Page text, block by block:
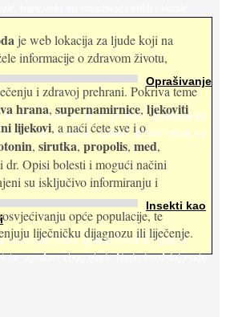
Oprašivanje
kruške zanemaruje se problem oprašivanja
da će krušku oprašiti pčele medarice
Insekti kao
FAO-a do 2050. godine život 9 milijardi
će ugrožen zbog gladi. Nadu (možda) nude
je web lokacija za ljude koji na
informacije o zdravom životu,
i zdravoj prehrani. Pokriva teme
hrana, supernamirnice, ljekoviti
lijekovi, a naći ćete sve i o
, sirutka, propolis, med,
i dr. Opisi bolesti i mogući načini
su isključivo informiranju i
opće populacije, te
liječničku dijagnozu ili liječenje.